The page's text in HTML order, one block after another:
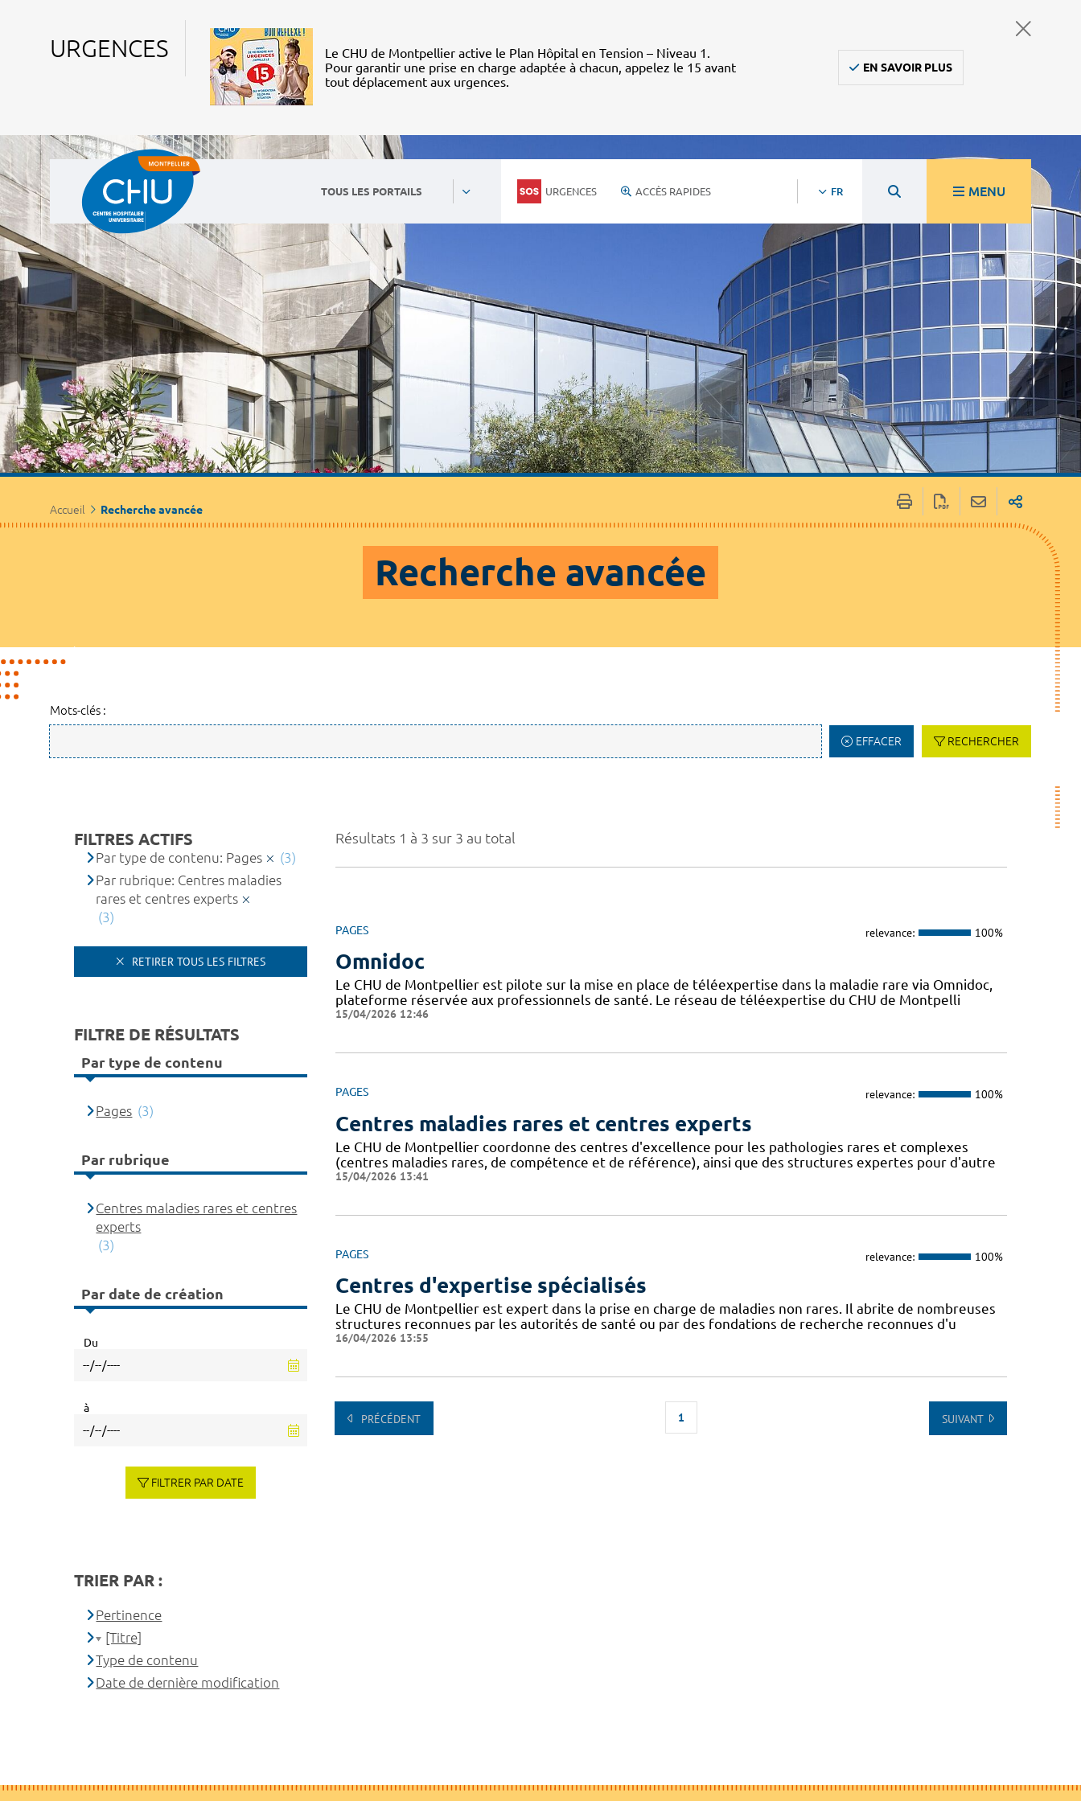
URGENCES
Le CHU de Montpellier active le Plan Hôpital en Tension – Niveau 1.
Pour garantir une prise en charge adaptée à chacun, appelez le 15 avant
tout déplacement aux urgences.
EN SAVOIR PLUS
TOUS LES PORTAILS URGENCES ACCÈS RAPIDES FR MENU
Accueil Recherche avancée
Recherche avancée
Mots-clés :
EFFACER RECHERCHER
Résultats 1 à 3 sur 3 au total
PAGES relevance: 100%
Omnidoc
Le CHU de Montpellier est pilote sur la mise en place de téléexpertise dans la maladie rare via Omnidoc,
plateforme réservée aux professionnels de santé. Le réseau de téléexpertise du CHU de Montpelli
15/04/2026 12:46
PAGES relevance: 100%
Centres maladies rares et centres experts
Le CHU de Montpellier coordonne des centres d'excellence pour les pathologies rares et complexes
(centres maladies rares, de compétence et de référence), ainsi que des structures expertes pour d'autre
15/04/2026 13:41
PAGES relevance: 100%
Centres d'expertise spécialisés
Le CHU de Montpellier est expert dans la prise en charge de maladies non rares. Il abrite de nombreuses
structures reconnues par les autorités de santé ou par des fondations de recherche reconnues d'u
16/04/2026 13:55
PRÉCÉDENT 1 SUIVANT
FILTRES ACTIFS
Par type de contenu: Pages
(3)
Par rubrique: Centres maladies
rares et centres experts
(3)
RETIRER TOUS LES FILTRES
FILTRE DE RÉSULTATS
Par type de contenu
Pages (3)
Par rubrique
Centres maladies rares et centres
experts
(3)
Par date de création
Du
à
FILTRER PAR DATE
TRIER PAR :
Pertinence
[Titre]
Type de contenu
Date de dernière modification